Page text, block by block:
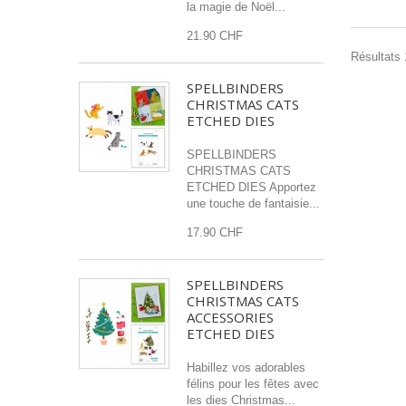
la magie de Noël...
21.90 CHF
SPELLBINDERS
CHRISTMAS CATS
ETCHED DIES
SPELLBINDERS
CHRISTMAS CATS
ETCHED DIES Apportez
une touche de fantaisie...
17.90 CHF
SPELLBINDERS
CHRISTMAS CATS
ACCESSORIES
ETCHED DIES
Habillez vos adorables
félins pour les fêtes avec
les dies Christmas...
Résultats